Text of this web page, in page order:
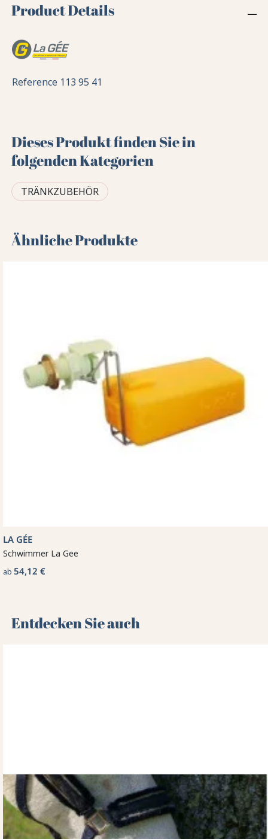
Product Details
Reference 113 95 41
Dieses Produkt finden Sie in
folgenden Kategorien
TRÄNKZUBEHÖR
Ähnliche Produkte
LA GÉE
Schwimmer La Gee
ab 54,12 €
Entdecken Sie auch 🌻